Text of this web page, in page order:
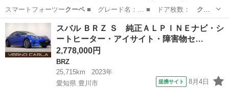
スマートフォーツークーペ ■ グレード名：… ■ ドア枚数： クー
ペ■ ミッション：…
東京 調布市
スバル ＢＲＺ Ｓ 純正ＡＬＰＩＮＥナビ・シ
ートヒーター・アイサイト・障害物セ…
2,778,000円
BRZ
25,715km
2023年
愛知県 豊川市
提携サイト 8月4日